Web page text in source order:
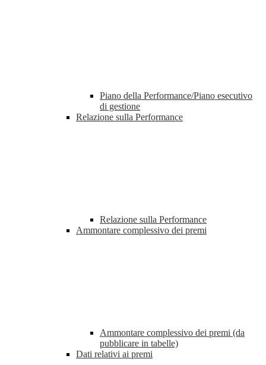
Piano della Performance/Piano esecutivo
di gestione
Relazione sulla Performance
Relazione sulla Performance
Ammontare complessivo dei premi
Ammontare complessivo dei premi (da
pubblicare in tabelle)
Dati relativi ai premi